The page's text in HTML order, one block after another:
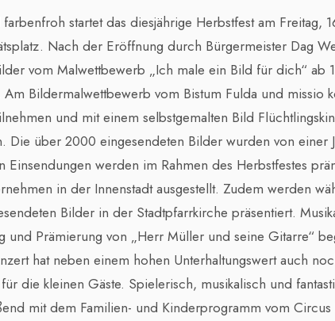
farbenfroh startet das diesjährige Herbstfest am Freitag,
Nach der Eröffnung durch Bürgermeister Dag
vom Malwettbewerb „Ich male ein Bild für dich“ ab
Bildermalwettbewerb vom Bistum Fulda und missio
und mit einem selbstgemalten Bild
Die über 2000 eingesendeten Bilder wurden von einer
Einsendungen werden im Rahmen des Herbstfestes
in der Innenstadt ausgestellt. Zudem werden
Bilder in der Stadtpfarrkirche präsentiert.
und Prämierung von „Herr Müller und seine Gitarre“
hat neben einem hohen Unterhaltungswert auch
die kleinen Gäste. Spielerisch, musikalisch und
mit dem Familien- und Kinderprogramm vom